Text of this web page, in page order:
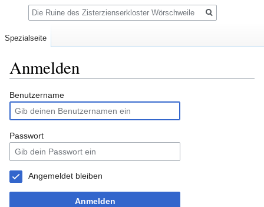
Anmelden
Zur
Navigation
springen
Zur
Suche
springen
Benutzername
Passwort
Angemeldet bleiben
Anmelden
Spezialseite
Suche